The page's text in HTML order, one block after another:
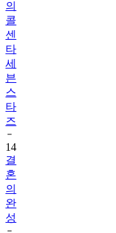
의
콜
센
타
세
븐
스
타
즈
14
결
혼
의
완
성